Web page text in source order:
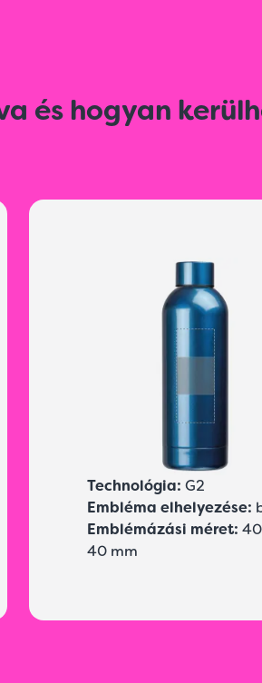
és hogyan
Technológia: G2
Embléma elhelyezése:
Emblémázási méret:
40 mm